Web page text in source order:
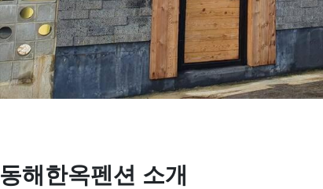
동해한옥펜션 소개